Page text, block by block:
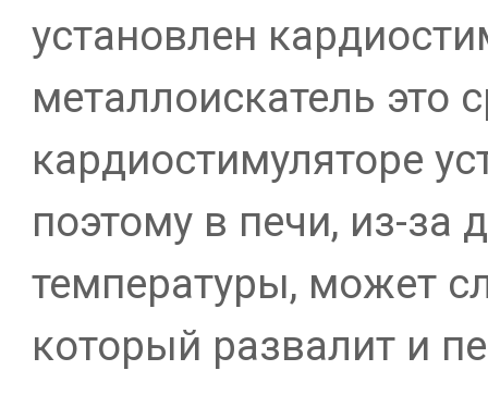
установлен
металлоискатель это
кардиостимуляторе
поэтому в печи, из-за
температуры, может
который развалит и